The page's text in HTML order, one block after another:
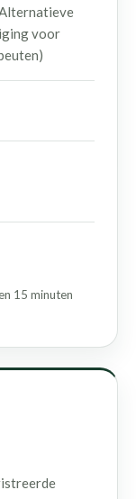
voor
15 minuten